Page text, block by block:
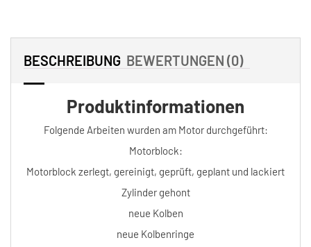
BESCHREIBUNG BEWERTUNGEN (0)
Produktinformationen
Folgende Arbeiten wurden am Motor durchgeführt:
Motorblock:
Motorblock zerlegt, gereinigt, geprüft, geplant und lackiert
Zylinder gehont
neue Kolben
neue Kolbenringe